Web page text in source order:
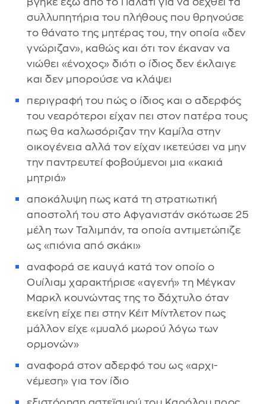
συλλυπητήρια του πλήθους που θρηνούσε
το θάνατο της μητέρας του, την οποία «δεν
γνώριζαν», καθώς και ότι τον έκαναν να
νιώθει «ένοχος» διότι ο ίδιος δεν έκλαιγε
και δεν μπορούσε να κλάψει
περιγραφή του πώς ο ίδιος και ο αδερφός
του νεαρότεροι είχαν πει στον πατέρα τους
πως θα καλωσόριζαν την Καμίλα στην
οικογένεια αλλά τον είχαν ικετεύσει να μην
την παντρευτεί φοβούμενοι μια «κακιά
μητριά»
αποκάλυψη πως κατά τη στρατιωτική
αποστολή του στο Αφγανιστάν σκότωσε 25
μέλη των Ταλιμπάν, τα οποία αντιμετώπιζε
ως «πιόνια από σκάκι»
αναφορά σε καυγά κατά τον οποίο ο
Ουίλιαμ χαρακτήρισε «αγενή» τη Μέγκαν
Μαρκλ κουνώντας της το δάχτυλο όταν
εκείνη είχε πει στην Κέιτ Μίντλετον πως
μάλλον είχε «μυαλό μωρού λόγω των
ορμονών»
αναφορά στον αδερφό του ως «αρχι-
νέμεση» για τον ίδιο